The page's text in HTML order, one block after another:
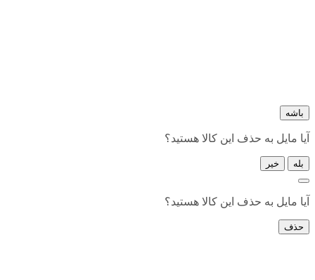
باشه
آیا مایل به حذف این کالا هستید؟
بله خیر
آیا مایل به حذف این کالا هستید؟
حذف